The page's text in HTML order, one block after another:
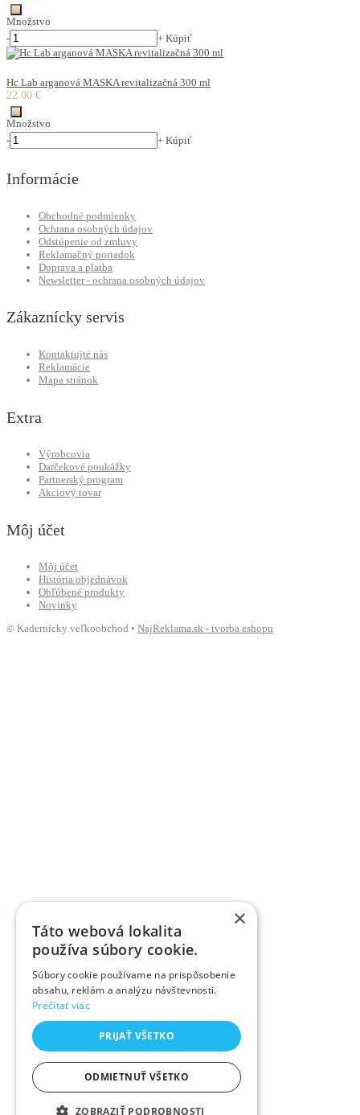
Množstvo
-
+ Kúpiť
Hc Lab arganová MASKA revitalizačná 300 ml
22.00 €
Množstvo
-
+ Kúpiť
Informácie
Obchodné podmienky
Ochrana osobných údajov
Odstúpenie od zmluvy
Reklamačný poriadok
Doprava a platba
Newsletter - ochrana osobných údajov
Zákaznícky servis
Kontaktujte nás
Reklamácie
Mapa stránok
Extra
Výrobcovia
Darčekové poukážky
Partnerský program
Akciový tovar
Môj účet
Môj účet
História objednávok
Obľúbené produkty
Novinky
© Kadernícky veľkoobchod • NajReklama.sk - tvorba eshopu
×
Táto webová lokalita
používa súbory cookie.
Súbory cookie používame na prispôsobenie
obsahu, reklám a analýzu návštevnosti.
Prečítať viac
PRIJAŤ VŠETKO
ODMIETNUŤ VŠETKO
ZOBRAZIŤ PODROBNOSTI